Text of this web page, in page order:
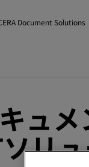
Document Solutions
ュ
リ